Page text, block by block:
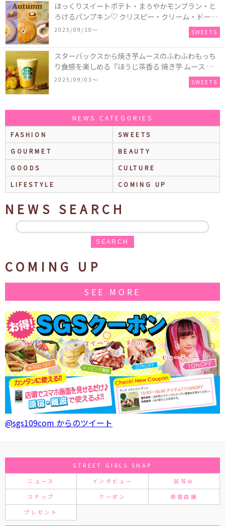
ほっくりスイートポテト・まろやかモンブラン・と
ろけるパンプキン♡ クリスピー・クリーム・ドーナ
ツに“いも”“栗“”かぼちゃ“を使用し、秋らしい人気
2025/09/10〜 SWEETS
スターバックスから焼き芋ムースのふわふわもっち
り食感を楽しめる『ほうじ茶香る 焼き芋 ムース テ
ィー ラテ』が新発売！大好評の『チョコレート ムー
2025/09/03〜 SWEETS
NEWS CATEGORIES
FASHION
SWEETS
GOURMET
BEAUTY
GOODS
CULTURE
LIFESTYLE
COMING UP
NEWS SEARCH
SEARCH
COMING UP
SEE MORE
@sgs109com からのツイート
STREET GIRLS SNAP
ニュース インタビュー 試写会
スナップ クーポン 原宿店舗
プレゼント